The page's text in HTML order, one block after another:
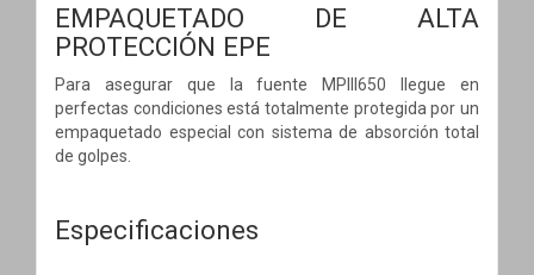
EMPAQUETADO DE ALTA
PROTECCIÓN EPE
Para asegurar que la fuente MPIII650 llegue en
perfectas condiciones está totalmente protegida por un
empaquetado especial con sistema de absorción total
de golpes.
Especificaciones